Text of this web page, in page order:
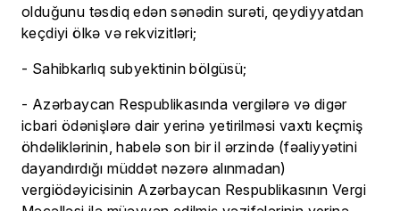
olduğunu təsdiq edən sənədin surəti, qeydiyyatdan
keçdiyi ölkə və rekvizitləri;
- Sahibkarlıq subyektinin bölgüsü;
- Azərbaycan Respublikasında vergilərə və digər
icbari ödənişlərə dair yerinə yetirilməsi vaxtı keçmiş
öhdəliklərinin, habelə son bir il ərzində (fəaliyyətini
dayandırdığı müddət nəzərə alınmadan)
vergiödəyicisinin Azərbaycan Respublikasının Vergi